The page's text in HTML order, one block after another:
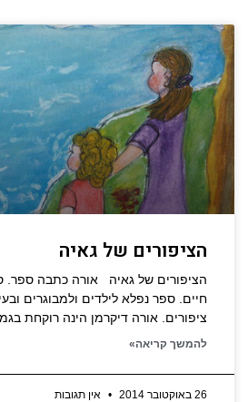
הציפורים של גאיה
הציפורים של גאיה אורה כתבה ספר.
חיים. ספר נפלא לילדים ולמבוגרים
ציפורים. אורה דיקרמן הינה רוקחת
להמשך קריאה»
26 באוקטובר 2014 אין תגובות